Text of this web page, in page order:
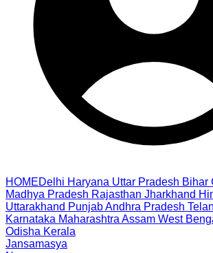
HOMEDelhi Haryana Uttar Pradesh Bihar
Madhya Pradesh Rajasthan Jharkhand
Uttarakhand PunjabAndhra Pradesh
Karnataka Maharashtra Assam West
Odisha Kerala
Jansamasya